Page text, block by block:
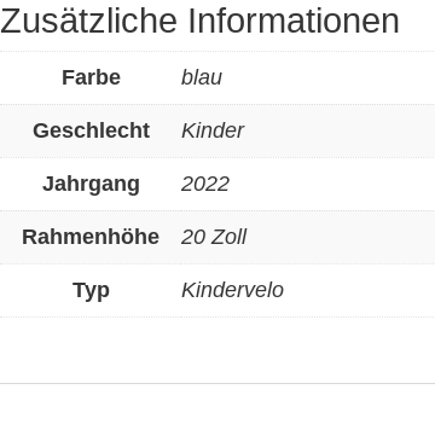
Zusätzliche Informationen
Farbe blau
Geschlecht Kinder
Jahrgang 2022
Rahmenhöhe 20 Zoll
Typ Kindervelo